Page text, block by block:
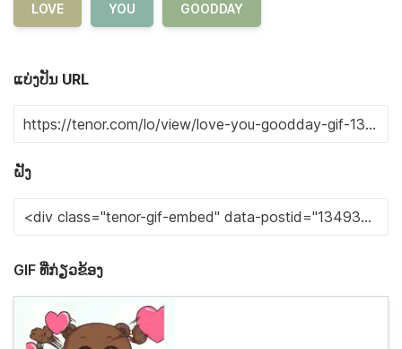
LOVE YOU GOODDAY
ແບ່ງປັນ URL
ຝັງ
GIF ທີ່ກ່ຽວຂ້ອງ